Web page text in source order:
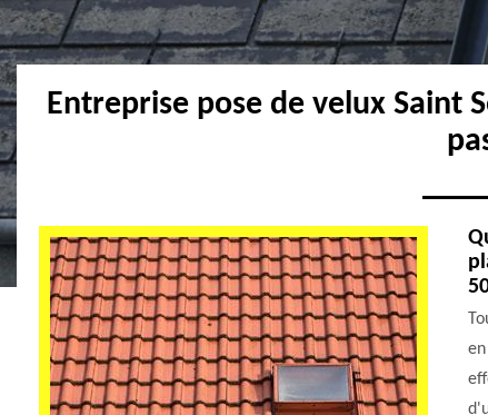
Entreprise pose de velux Saint